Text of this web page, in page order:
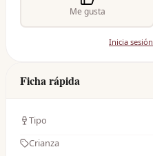
Me gusta
Inicia sesión
Ficha rápida
Tipo
Crianza